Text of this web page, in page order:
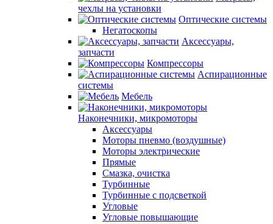
чехлы на установки
Оптические системы
Негатоскопы
Аксессуары,
запчасти
Компрессоры
Аспирационные
системы
Мебель
Наконечники, микромоторы
Аксессуары
Моторы пневмо (воздушные)
Моторы электрические
Прямые
Смазка, очистка
Турбинные
Турбинные с подсветкой
Угловые
Угловые повышающие